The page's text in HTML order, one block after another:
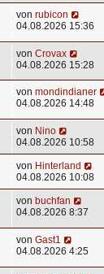
von rubicon
04.08.2026 15:36
von Crovax
04.08.2026 15:28
von mondindianer
04.08.2026 14:48
von Nino
04.08.2026 10:58
von Hinterland
04.08.2026 10:08
von buchfan
04.08.2026 8:37
von Gast1
04.08.2026 4:25